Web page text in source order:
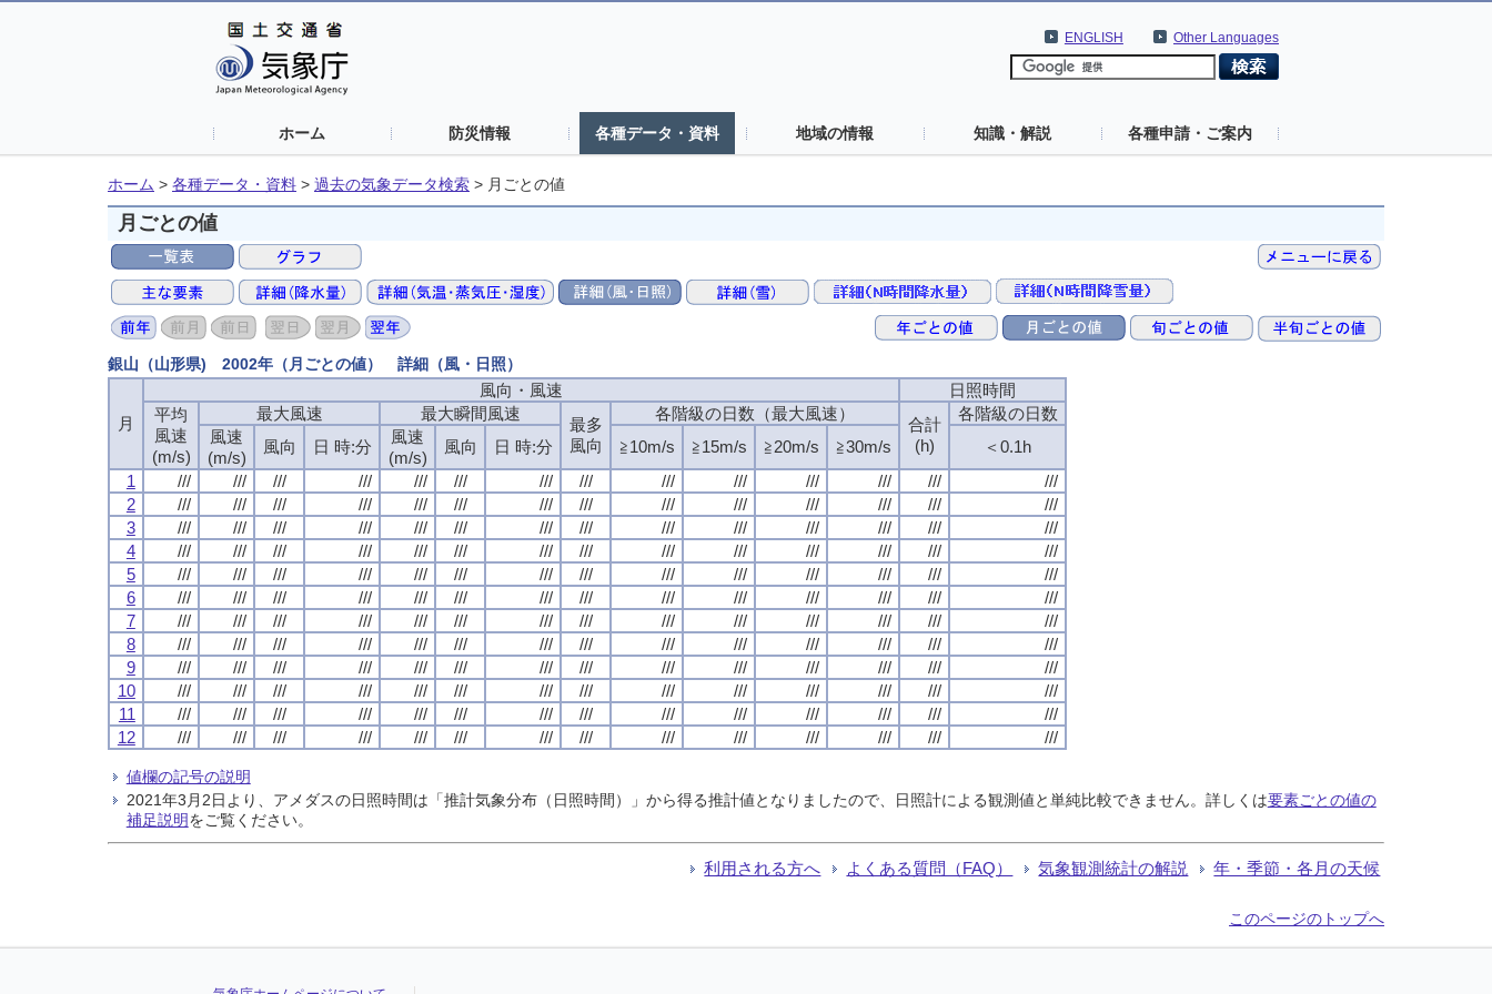
Other Languages
ENGLISH
ホーム 防災情報 各種データ・資料 地域の情報 知識・解説 各種申請・ご案内
ホーム > 各種データ・資料 > 過去の気象データ検索 > 月ごとの値
月ごとの値
銀山（山形県) 2002年（月ごとの値） 詳細（風・日照）
月
風向・風速
日照時間
平均
風速
(m/s)
最大風速 最大瞬間風速
最多
風向
各階級の日数（最大風速）
合計
(h)
各階級の日数
風速
(m/s)
風向 日 時:分
風速
(m/s)
風向 日 時:分 ≧10m/s ≧15m/s ≧20m/s ≧30m/s
＜0.1h
1
/// /// /// /// /// /// /// /// /// /// /// /// ///
///
2
/// /// /// /// /// /// /// /// /// /// /// /// ///
///
3
/// /// /// /// /// /// /// /// /// /// /// /// ///
///
4
/// /// /// /// /// /// /// /// /// /// /// /// ///
///
5
/// /// /// /// /// /// /// /// /// /// /// /// ///
///
6
/// /// /// /// /// /// /// /// /// /// /// /// ///
///
7
/// /// /// /// /// /// /// /// /// /// /// /// ///
///
8
/// /// /// /// /// /// /// /// /// /// /// /// ///
///
9
/// /// /// /// /// /// /// /// /// /// /// /// ///
///
10
/// /// /// /// /// /// /// /// /// /// /// /// ///
///
11
/// /// /// /// /// /// /// /// /// /// /// /// ///
///
12
/// /// /// /// /// /// /// /// /// /// /// /// /// ///
値欄の記号の説明
2021年3月2日より、アメダスの日照時間は「推計気象分布（日照時間）」から得る推計値となりましたので、日照計による観測値と単純比較できません。詳しくは要素ごとの値の
補足説明をご覧ください。
利用される方へ よくある質問（FAQ） 気象観測統計の解説 年・季節・各月の天候
このページのトップへ